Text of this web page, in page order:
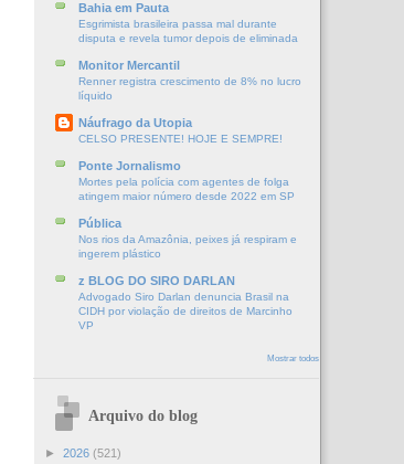
Bahia em Pauta
Esgrimista brasileira passa mal durante
disputa e revela tumor depois de eliminada
Monitor Mercantil
Renner registra crescimento de 8% no lucro
líquido
Náufrago da Utopia
CELSO PRESENTE! HOJE E SEMPRE!
Ponte Jornalismo
Mortes pela polícia com agentes de folga
atingem maior número desde 2022 em SP
Pública
Nos rios da Amazônia, peixes já respiram e
ingerem plástico
z BLOG DO SIRO DARLAN
Advogado Siro Darlan denuncia Brasil na
CIDH por violação de direitos de Marcinho
VP
Mostrar todos
Arquivo do blog
► 2026 (521)